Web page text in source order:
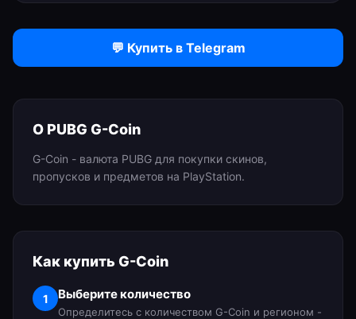
💬 Купить в Telegram
О PUBG G-Coin
G-Coin - валюта PUBG для покупки скинов,
пропусков и предметов на PlayStation.
Как купить G-Coin
1 Выберите количество
Определитесь с количеством G-Coin и регионом -